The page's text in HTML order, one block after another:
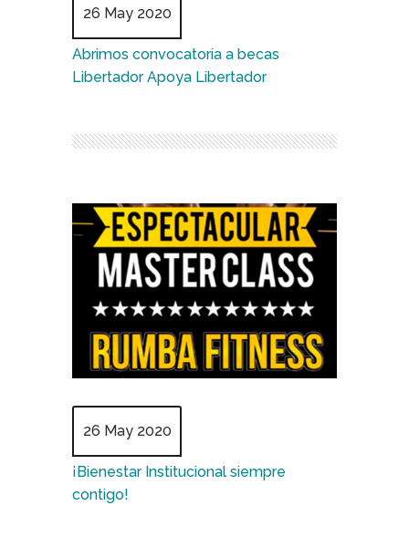
26 May 2020
Abrimos convocatoria a becas
Libertador Apoya Libertador
26 May 2020
¡Bienestar Institucional siempre
contigo!